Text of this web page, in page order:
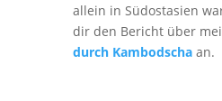
allein in Südostasien
dir den Bericht über
durch Kambodschaan.